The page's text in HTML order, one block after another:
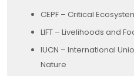
CEPF – Critical
LIFT – Livelihoods and
IUCN – International
Nature